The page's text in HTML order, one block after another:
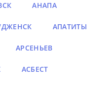
АНАПА
АПАТИТЫ
АРСЕНЬЕВ
АСБЕСТ